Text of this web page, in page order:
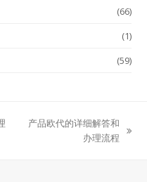
(66)
(1)
(59)
产品欧代的详细解答和
办理流程